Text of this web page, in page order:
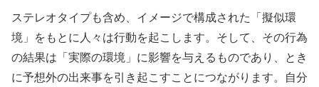
ステレオタイプも含め、イメージで構成された「擬似環
境」をもとに人々は行動を起こします。そして、その行為
の結果は「実際の環境」に影響を与えるものであり、とき
に予想外の出来事を引き起こすことにつながります。自分